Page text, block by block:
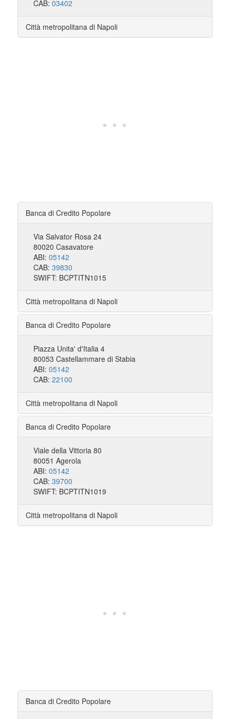
CAB: 03402
Città metropolitana di Napoli
Banca di Credito Popolare
Via Salvator Rosa 24
80020 Casavatore
ABI: 05142
CAB: 39830
SWIFT: BCPTITN1015
Città metropolitana di Napoli
Banca di Credito Popolare
Piazza Unita' d'Italia 4
80053 Castellammare di Stabia
ABI: 05142
CAB: 22100
Città metropolitana di Napoli
Banca di Credito Popolare
Viale della Vittoria 80
80051 Agerola
ABI: 05142
CAB: 39700
SWIFT: BCPTITN1019
Città metropolitana di Napoli
Banca di Credito Popolare